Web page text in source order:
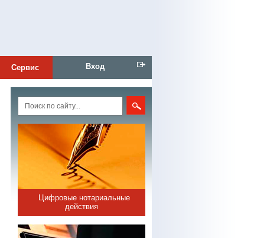
Сервис Вход
Цифровые нотариальные
действия